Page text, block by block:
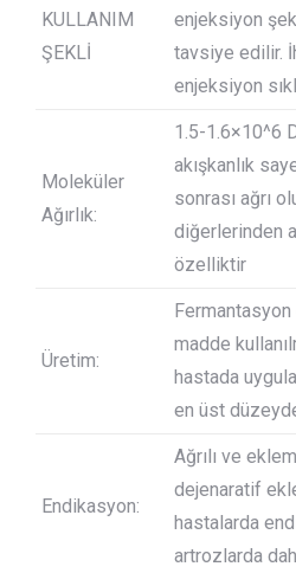
KULLANIM
ŞEKLİ
enjeksiyon
tavsiye edilir.
enjeksiyon
Moleküler
Ağırlık:
1.5-1.6×10^6
akışkanlık
sonrası ağrı
diğerlerinden
özelliktir
Üretim:
madde
hastada
en üst
Endikasyon:
Ağrılı ve
dejenaratif
hastalarda
artrozlarda